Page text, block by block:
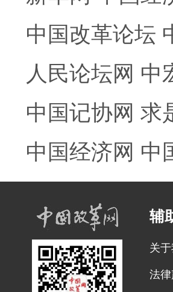
中国改革论坛
人民论坛网 中
中国记协网 求
中国经济网 中
辅
关
法